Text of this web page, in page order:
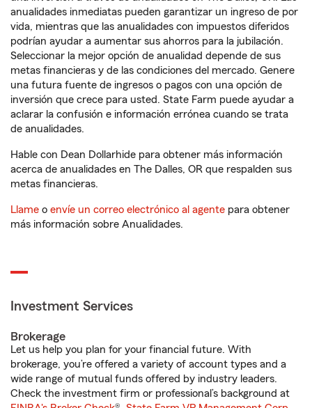
anualidades inmediatas pueden garantizar un ingreso de por
vida, mientras que las anualidades con impuestos diferidos
podrían ayudar a aumentar sus ahorros para la jubilación.
Seleccionar la mejor opción de anualidad depende de sus
metas financieras y de las condiciones del mercado. Genere
una futura fuente de ingresos o pagos con una opción de
inversión que crece para usted. State Farm puede ayudar a
aclarar la confusión e información errónea cuando se trata
de anualidades.
Hable con Dean Dollarhide para obtener más información
acerca de anualidades en The Dalles, OR que respalden sus
metas financieras.
Llame o envíe un correo electrónico al agente para obtener
más información sobre Anualidades.
Investment Services
Brokerage
Let us help you plan for your financial future. With
brokerage, you’re offered a variety of account types and a
wide range of mutual funds offered by industry leaders.
Check the investment firm or professional’s background at